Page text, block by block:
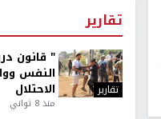
تقارير
تقارير
" قانون
النفس
الاحتلال
منذ 8 ثواني